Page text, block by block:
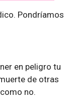
Pondríamos
en peligro tu
de otras
no.